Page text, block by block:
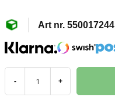
550017244
- +